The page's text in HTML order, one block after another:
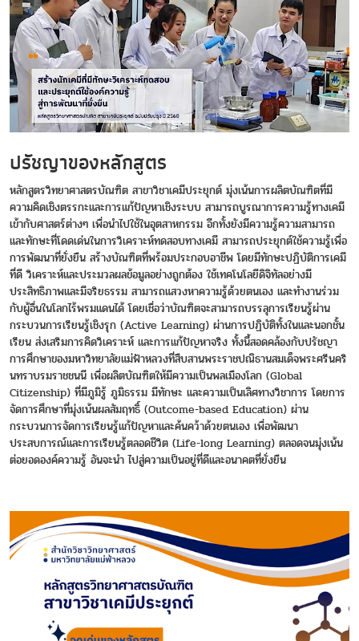
ปรัชญาของหลักสูตร
หลักสูตรวิทยาศาสตรบัณฑิต สาขาวิชาเคมีประยุกต์ มุ่งเน้นการผลิตบัณฑิตที่มี
ความคิดเชิงตรรกะและการแก้ปัญหาเชิงระบบ สามารถบูรณาการความรู้ทางเคมี
เข้ากับศาสตร์ต่างๆ เพื่อนำไปใช้ในอุตสาหกรรม อีกทั้งยังมีความรู้ความสามารถ
และทักษะที่โดดเด่นในการวิเคราะห์ทดสอบทางเคมี สามารถประยุกต์ใช้ความรู้เพื่อ
การพัฒนาที่ยั่งยืน สร้างบัณฑิตที่พร้อมประกอบอาชีพ โดยมีทักษะปฏิบัติการเคมี
ที่ดี วิเคราะห์และประมวลผลข้อมูลอย่างถูกต้อง ใช้เทคโนโลยีดิจิทัลอย่างมี
ประสิทธิภาพและมีจริยธรรม สามารถแสวงหาความรู้ด้วยตนเอง และทำงานร่วม
กับผู้อื่นในโลกไร้พรมแดนได้ โดยเชื่อว่าบัณฑิตจะสามารถบรรลุการเรียนรู้ผ่าน
กระบวนการเรียนรู้เชิงรุก (Active Learning) ผ่านการปฏิบัติทั้งในและนอกชั้น
เรียน ส่งเสริมการคิดวิเคราะห์ และการแก้ปัญหาจริง ทั้งนี้สอดคล้องกับปรัชญา
การศึกษาของมหาวิทยาลัยแม่ฟ้าหลวงที่สืบสานพระราชปณิธานสมเด็จพระศรีนคริ
นทราบรมราชชนนี เพื่อผลิตบัณฑิตให้มีความเป็นพลเมืองโลก (Global
Citizenship) ที่มีภูมิรู้ ภูมิธรรม มีทักษะ และความเป็นเลิศทางวิชาการ โดยการ
จัดการศึกษาที่มุ่งเน้นผลสัมฤทธิ์ (Outcome-based Education) ผ่าน
กระบวนการจัดการเรียนรู้แก้ปัญหาและค้นคว้าด้วยตนเอง เพื่อพัฒนา
ประสบการณ์และการเรียนรู้ตลอดชีวิต (Life-long Learning) ตลอดจนมุ่งเน้น
ต่อยอดองค์ความรู้ อันจะนํา ไปสู่ความเป็นอยู่ที่ดีและอนาคตที่ยั่งยืน